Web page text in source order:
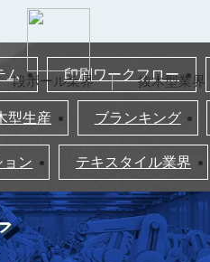
段ボール業界 抜木型業界
ム 印刷ワークフロー
型生産 ブランキング
ョン テキスタイル業界